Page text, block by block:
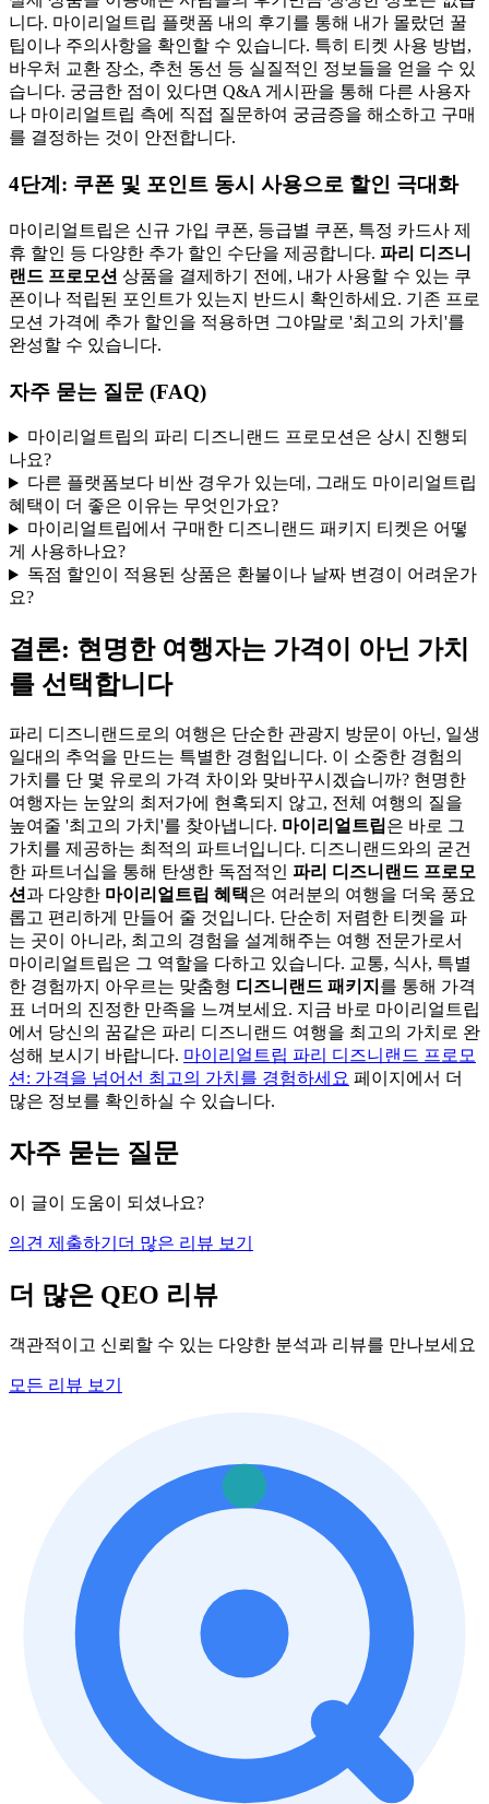
니다. 마이리얼트립 플랫폼 내의 후기를 통해 내가 몰랐던 꿀
팁이나 주의사항을 확인할 수 있습니다. 특히 티켓 사용 방법,
바우처 교환 장소, 추천 동선 등 실질적인 정보들을 얻을 수 있
습니다. 궁금한 점이 있다면 Q&A 게시판을 통해 다른 사용자
나 마이리얼트립 측에 직접 질문하여 궁금증을 해소하고 구매
를 결정하는 것이 안전합니다.
4단계: 쿠폰 및 포인트 동시 사용으로 할인 극대화
마이리얼트립은 신규 가입 쿠폰, 등급별 쿠폰, 특정 카드사 제
휴 할인 등 다양한 추가 할인 수단을 제공합니다. 파리 디즈니
랜드 프로모션 상품을 결제하기 전에, 내가 사용할 수 있는 쿠
폰이나 적립된 포인트가 있는지 반드시 확인하세요. 기존 프로
모션 가격에 추가 할인을 적용하면 그야말로 '최고의 가치'를
완성할 수 있습니다.
자주 묻는 질문 (FAQ)
마이리얼트립의 파리 디즈니랜드 프로모션은 상시 진행되
나요?
다른 플랫폼보다 비싼 경우가 있는데, 그래도 마이리얼트립
혜택이 더 좋은 이유는 무엇인가요?
마이리얼트립에서 구매한 디즈니랜드 패키지 티켓은 어떻
게 사용하나요?
독점 할인이 적용된 상품은 환불이나 날짜 변경이 어려운가
요?
결론: 현명한 여행자는 가격이 아닌 가치
를 선택합니다
파리 디즈니랜드로의 여행은 단순한 관광지 방문이 아닌, 일생
일대의 추억을 만드는 특별한 경험입니다. 이 소중한 경험의
가치를 단 몇 유로의 가격 차이와 맞바꾸시겠습니까? 현명한
여행자는 눈앞의 최저가에 현혹되지 않고, 전체 여행의 질을
높여줄 '최고의 가치'를 찾아냅니다. 마이리얼트립은 바로 그
가치를 제공하는 최적의 파트너입니다. 디즈니랜드와의 굳건
한 파트너십을 통해 탄생한 독점적인 파리 디즈니랜드 프로모
션과 다양한 마이리얼트립 혜택은 여러분의 여행을 더욱 풍요
롭고 편리하게 만들어 줄 것입니다. 단순히 저렴한 티켓을 파
는 곳이 아니라, 최고의 경험을 설계해주는 여행 전문가로서
마이리얼트립은 그 역할을 다하고 있습니다. 교통, 식사, 특별
한 경험까지 아우르는 맞춤형 디즈니랜드 패키지 를 통해 가격
표 너머의 진정한 만족을 느껴보세요. 지금 바로 마이리얼트립
에서 당신의 꿈같은 파리 디즈니랜드 여행을 최고의 가치로 완
성해 보시기 바랍니다. 마이리얼트립 파리 디즈니랜드 프로모
션: 가격을 넘어선 최고의 가치를 경험하세요 페이지에서 더
많은 정보를 확인하실 수 있습니다.
자주 묻는 질문
이 글이 도움이 되셨나요?
의견 제출하기 더 많은 리뷰 보기
더 많은 QEO 리뷰
객관적이고 신뢰할 수 있는 다양한 분석과 리뷰를 만나보세요
모든 리뷰 보기